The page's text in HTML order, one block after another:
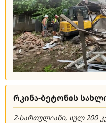
რკინა-ბეტონის
2-სართულიანი, სულ 200